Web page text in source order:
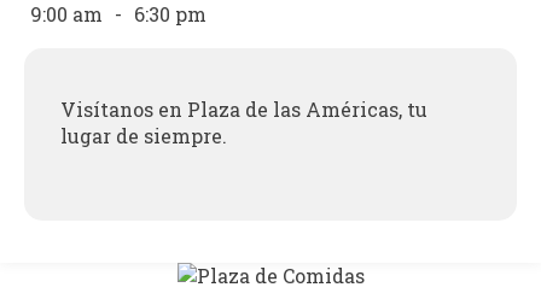
9:00 am - 6:30 pm
Visítanos en Plaza de las Américas, tu
lugar de siempre.